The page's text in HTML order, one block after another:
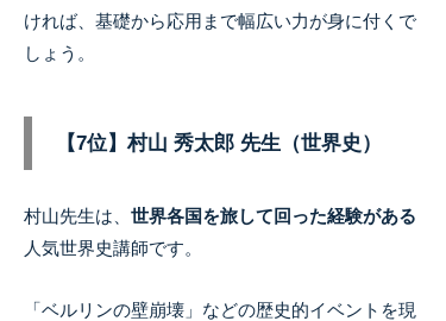
ければ、基礎から応用まで幅広い力が身に付くで
しょう。
【7位】村山 秀太郎 先生（世界史）
村山先生は、 世界各国を旅して回った経験がある
人気世界史講師です。
「ベルリンの壁崩壊」などの歴史的イベントを現